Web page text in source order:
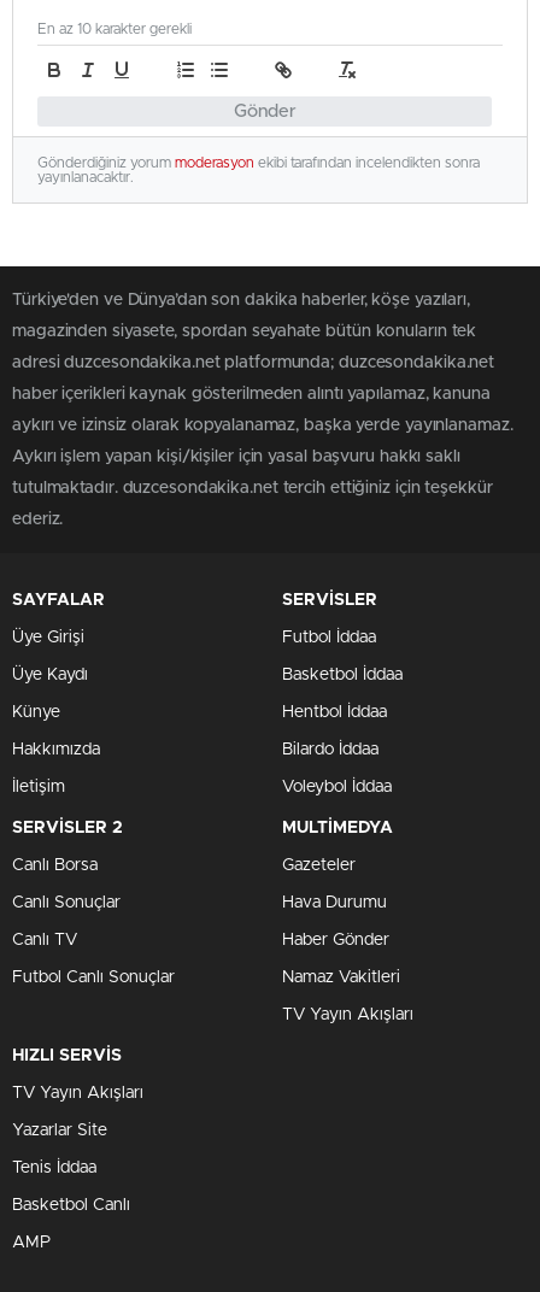
Gönder
En az 10 karakter gerekli
Gönderdiğiniz yorum moderasyon ekibi tarafından incelendikten sonra
yayınlanacaktır.
Türkiye'den ve Dünya’dan son dakika haberler, köşe yazıları,
magazinden siyasete, spordan seyahate bütün konuların tek
adresi duzcesondakika.net platformunda; duzcesondakika.net
haber içerikleri kaynak gösterilmeden alıntı yapılamaz, kanuna
aykırı ve izinsiz olarak kopyalanamaz, başka yerde yayınlanamaz.
Aykırı işlem yapan kişi/kişiler için yasal başvuru hakkı saklı
tutulmaktadır. duzcesondakika.net tercih ettiğiniz için teşekkür
ederiz.
SAYFALAR
Üye Girişi
Üye Kaydı
Künye
Hakkımızda
İletişim
SERVİSLER
Futbol İddaa
Basketbol İddaa
Hentbol İddaa
Bilardo İddaa
Voleybol İddaa
SERVİSLER 2
Canlı Borsa
Canlı Sonuçlar
Canlı TV
Futbol Canlı Sonuçlar
MULTİMEDYA
Gazeteler
Hava Durumu
Haber Gönder
Namaz Vakitleri
TV Yayın Akışları
HIZLI SERVİS
TV Yayın Akışları
Yazarlar Site
Tenis İddaa
Basketbol Canlı
AMP